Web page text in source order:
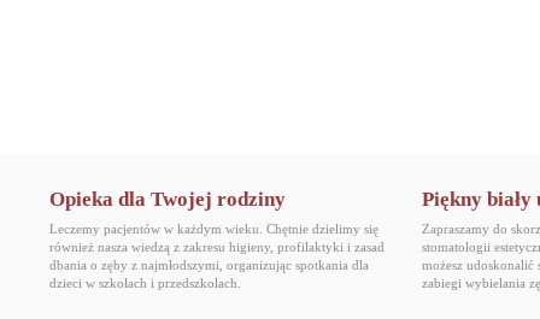
Opieka dla Twojej rodziny
Leczemy pacjentów w każdym wieku. Chętnie dzielimy się
również nasza wiedzą z zakresu higieny, profilaktyki i zasad
dbania o zęby z najmłodszymi, organizując spotkania dla
dzieci w szkołach i przedszkolach.
Piękny biały
Zapraszamy do
stomatologii
możesz udoskonalić
zabiegi wybielania